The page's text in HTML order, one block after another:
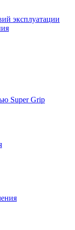
эксплуатации
Super Grip